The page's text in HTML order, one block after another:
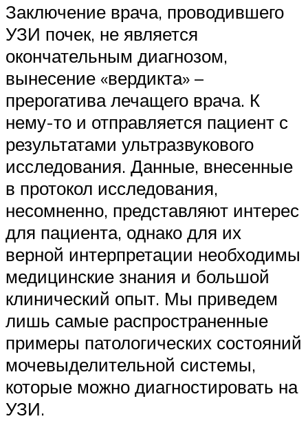
Заключение врача, проводившего
УЗИ почек, не является
окончательным диагнозом,
вынесение «вердикта» –
прерогатива лечащего врача. К
нему-то и отправляется пациент с
результатами ультразвукового
исследования. Данные, внесенные
в протокол исследования,
несомненно, представляют интерес
для пациента, однако для их
верной интерпретации необходимы
медицинские знания и большой
клинический опыт. Мы приведем
лишь самые распространенные
примеры патологических состояний
мочевыделительной системы,
которые можно диагностировать на
УЗИ.